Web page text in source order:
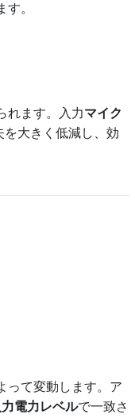
。
れます。入力マイク
大きく低減し、効
って変動します。ア
電力レベルで一致さ